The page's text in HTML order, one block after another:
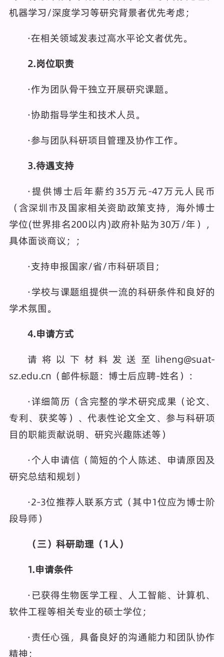
机器学习/深度学习等研究背景者优先考虑；
·在相关领域发表过高水平论文者优先。
2.岗位职责
·作为团队骨干独立开展研究课题。
·协助指导学生和技术人员。
·参与团队科研项目管理及协作工作。
3.待遇支持
·提供博士后年薪约35万元-47万元人民币
（含深圳市及国家相关资助政策支持，海外博士
学位(世界排名200以内)政府补贴为30万/年），
具体面谈商议；；
·支持申报国家/省/市科研项目；
·学校与课题组提供一流的科研条件和良好的
学术氛围。
4.申请方式
请将以下材料发送至liheng@suat-
sz.edu.cn（邮件标题：博士后应聘-姓名）：
·详细简历（含完整的学术研究成果（论文、
专利、获奖等）、代表性论文全文、参与科研项
目的职能贡献说明、研究兴趣陈述等）
·个人申请信（简短的个人陈述、申请原因及
研究总结和规划）
·2-3位推荐人联系方式（其中1位应为博士阶
段导师）
（三）科研助理 （1人）
1.申请条件
·已获得生物医学工程、人工智能、计算机、
软件工程等相关专业的硕士学位；
·责任心强，具备良好的沟通能力和团队协作
精神；